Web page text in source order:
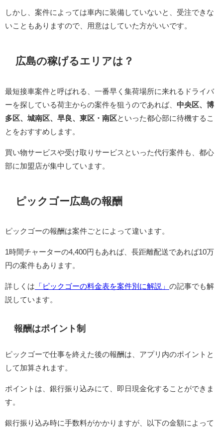
しかし、案件によっては車内に装備していないと、受注できな
いこともありますので、用意はしていた方がいいです。
広島の稼げるエリアは？
最短接車案件と呼ばれる、一番早く集荷場所に来れるドライバ
ーを探している荷主からの案件を狙うのであれば、 中央区、博
多区、城南区、早良、東区・南区 といった都心部に待機するこ
とをおすすめします。
買い物サービスや受け取りサービスといった代行案件も、都心
部に加盟店が集中しています。
ピックゴー広島の報酬
ピックゴーの報酬は案件ごとによって違います。
1時間チャーターの4,400円もあれば、長距離配送であれば10万
円の案件もあります。
詳しくは 「ピックゴーの料金表を案件別に解説」 の記事でも解
説しています。
報酬はポイント制
ピックゴーで仕事を終えた後の報酬は、アプリ内のポイントと
して加算されます。
ポイントは、銀行振り込みにて、即日現金化することができま
す。
銀行振り込み時に手数料がかかりますが、以下の金額によって